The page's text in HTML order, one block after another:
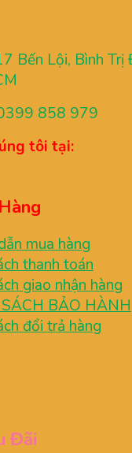
Bến Lội, Bình Trị
858 979
tôi tại:
mua hàng
thanh toán
giao nhận hàng
BẢO HÀNH
đổi trả hàng
Đãi